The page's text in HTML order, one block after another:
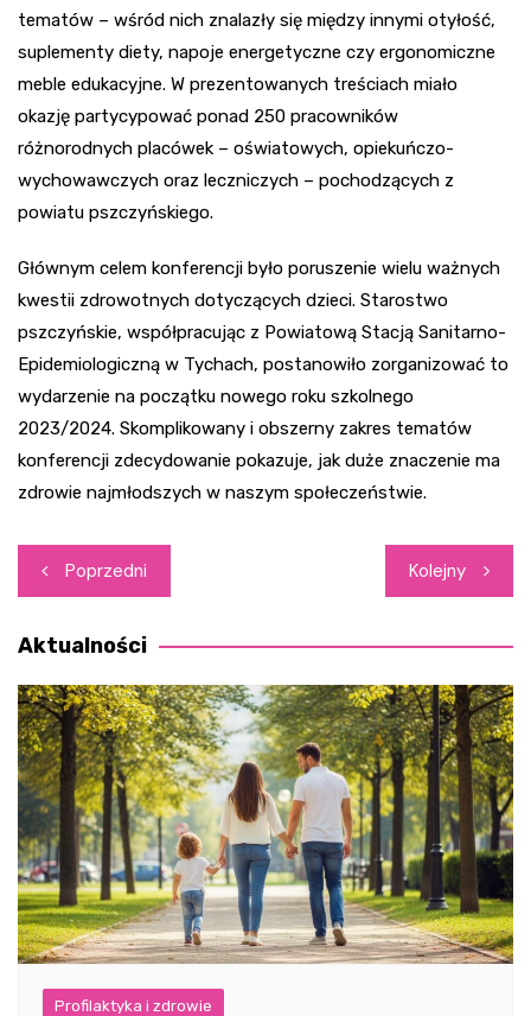
tematów – wśród nich znalazły się między innymi otyłość,
suplementy diety, napoje energetyczne czy ergonomiczne
meble edukacyjne. W prezentowanych treściach miało
okazję partycypować ponad 250 pracowników
różnorodnych placówek – oświatowych, opiekuńczo-
wychowawczych oraz leczniczych – pochodzących z
powiatu pszczyńskiego.
Głównym celem konferencji było poruszenie wielu ważnych
kwestii zdrowotnych dotyczących dzieci. Starostwo
pszczyńskie, współpracując z Powiatową Stacją Sanitarno-
Epidemiologiczną w Tychach, postanowiło zorganizować to
wydarzenie na początku nowego roku szkolnego
2023/2024. Skomplikowany i obszerny zakres tematów
konferencji zdecydowanie pokazuje, jak duże znaczenie ma
zdrowie najmłodszych w naszym społeczeństwie.
Nawigacja
wpisu
Poprzedni Kolejny
Aktualności
Profilaktyka i zdrowie